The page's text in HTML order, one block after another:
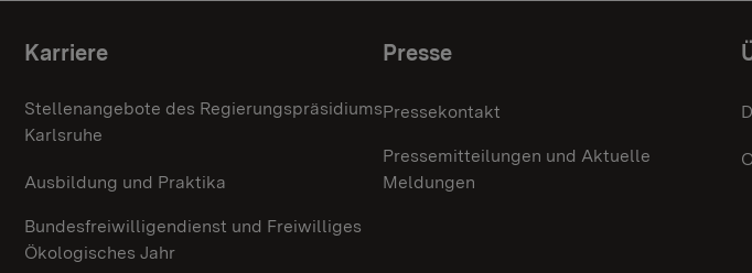
Themenübersicht
Karriere
Stellenangebote des Regierungspräsidiums
Karlsruhe
Ausbildung und Praktika
Bundesfreiwilligendienst und Freiwilliges
Ökologisches Jahr
Presse
Pressekontakt
Pressemitteilungen und Aktuelle
Meldungen